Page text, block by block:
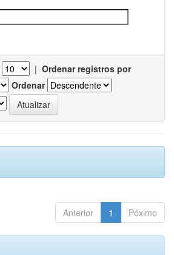
| Ordenar registros por
Ordenar
Anterior 1 Póximo